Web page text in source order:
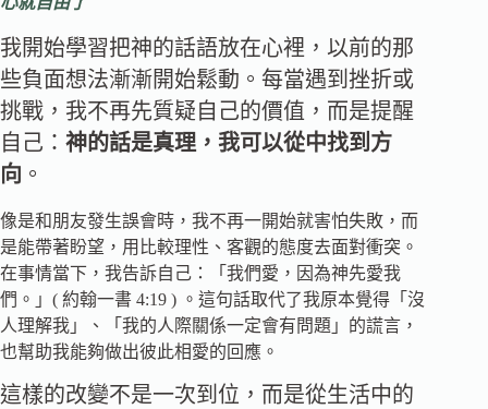
我開始學習把神的話語放在心裡，以前的那
些負面想法漸漸開始鬆動。每當遇到挫折或
挑戰，我不再先質疑自己的價值，而是提醒
自己： 神的話是真理，我可以從中找到方
向 。
像是和朋友發生誤會時，我不再一開始就害怕失敗，而
是能帶著盼望，用比較理性、客觀的態度去面對衝突。
在事情當下，我告訴自己：「我們愛，因為神先愛我
們。」( 約翰一書 4:19 ) 。這句話取代了我原本覺得「沒
人理解我」、「我的人際關係一定會有問題」的謊言，
也幫助我能夠做出彼此相愛的回應。
這樣的改變不是一次到位，而是從生活中的